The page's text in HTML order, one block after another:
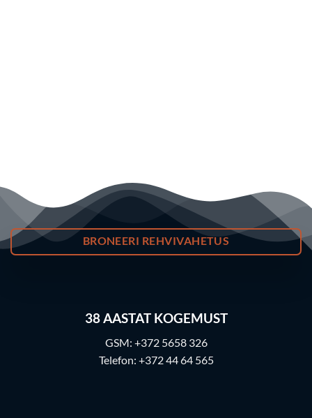
BRONEERI REHVIVAHETUS
38AASTAT KOGEMUST
GSM: +372 5658 326
Telefon: +372 44 64 565